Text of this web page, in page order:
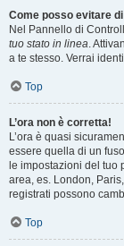
Come posso evitare
Nel Pannello di
tuo stato in linea.
a te stesso. Verrai
Top
L’ora non è corretta!
L’ora è quasi
essere quella di un
le impostazioni del tuo
area, es. London,
registrati possono
Top